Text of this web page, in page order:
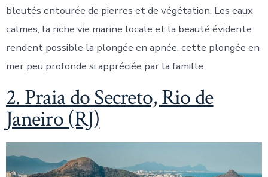
bleutés entourée de pierres et de végétation. Les eaux
calmes, la riche vie marine locale et la beauté évidente
rendent possible la plongée en apnée, cette plongée en
mer peu profonde si appréciée par la famille
2. Praia do Secreto, Rio de
Janeiro (RJ)